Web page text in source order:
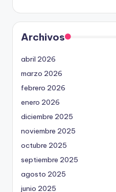
Archivos
abril 2026
marzo 2026
febrero 2026
enero 2026
diciembre 2025
noviembre 2025
octubre 2025
septiembre 2025
agosto 2025
junio 2025